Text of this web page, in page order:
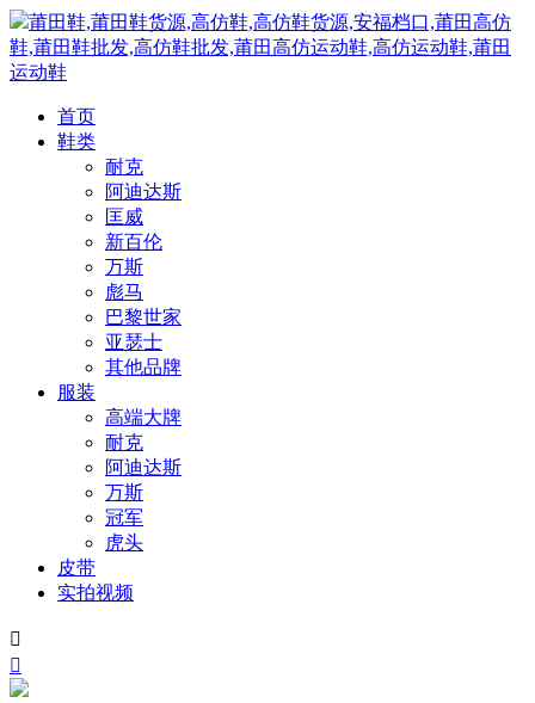
莆田鞋,莆田鞋货源,高仿鞋,高仿鞋货源,安福档口,莆田高仿
鞋,莆田鞋批发,高仿鞋批发,莆田高仿运动鞋,高仿运动鞋,莆田
运动鞋
首页
鞋类
耐克
阿迪达斯
匡威
新百伦
万斯
彪马
巴黎世家
亚瑟士
其他品牌
服装
高端大牌
耐克
阿迪达斯
万斯
冠军
虎头
皮带
实拍视频

